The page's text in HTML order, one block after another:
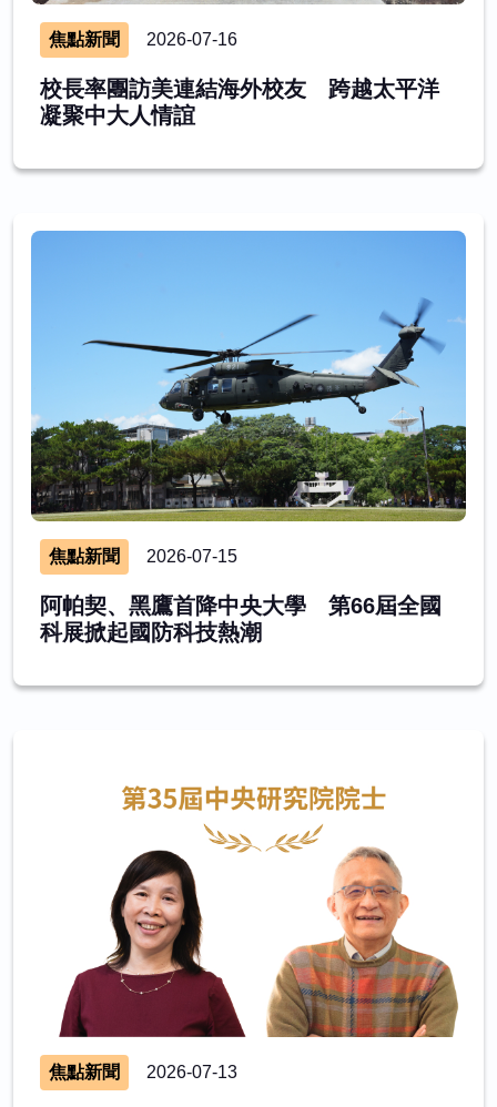
焦點新聞 2026-07-16
校長率團訪美連結海外校友 跨越太平洋
凝聚中大人情誼
焦點新聞 2026-07-15
阿帕契、黑鷹首降中央大學 第66屆全國
科展掀起國防科技熱潮
焦點新聞 2026-07-13